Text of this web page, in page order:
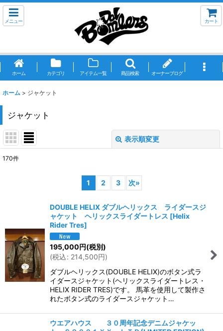
メニュー カート
ホーム カテゴリ アイテム一覧 商品検索 オーナーブログ
ホーム > ジャケット
ジャケット
表示順変更
絞り込む
170件
1 2 3 次»
DOUBLE HELIX ダブルヘリックス ライダースジ
ャケット ヘリックスライダートレス [Helix
Rider Tres]
195,000円(税別)
(税込: 214,500円)
ダブルヘリックス(DOUBLE HELIX)のボタン式ラ
イダースジャケット(ヘリックスライダートレス・
HELIX RIDER TRES)です。 馬革を使用して製作さ
れたボタン式のライダースジャケット…
ウエアハウス ３０周年記念デニムジャケッ